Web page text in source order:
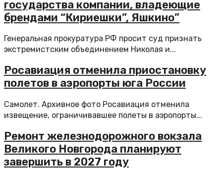
государства компании, владеющие
брендами “Кириешки”, Яшкино”
Генеральная прокуратура РФ просит суд признать
экстремистским объединением Николая и...
Росавиация отменила приостановку
полетов в аэропорты юга России
Самолет. Архивное фото Росавиация отменила
извещение, ограничивавшее полеты в аэропорты...
Ремонт железнодорожного вокзала
Великого Новгорода планируют
завершить в 2027 году